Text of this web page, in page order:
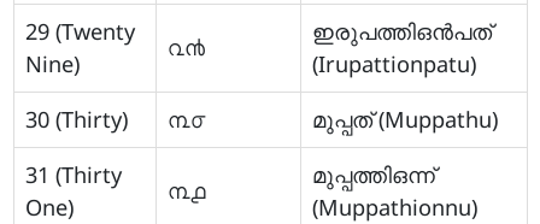
29 (Twenty
Nine)
൨൯
ഇരുപത്തിഒന്‍പത്
(Irupattionpatu)
30 (Thirty)
൩൦
മുപ്പത് (Muppathu)
31 (Thirty
One)
൩൧
മുപ്പത്തിഒന്ന്
(Muppathionnu)